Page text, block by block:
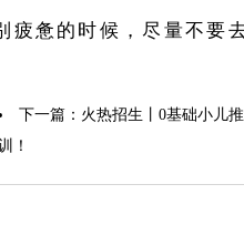
惫的时候，尽量不要
下一篇：火热招生丨0基础小儿
！